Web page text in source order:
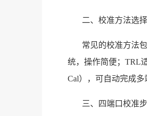
二、校准方法选择
常见的校准方法
统，操作简便；TRL
Cal），可自动完成多
三、四端口校准